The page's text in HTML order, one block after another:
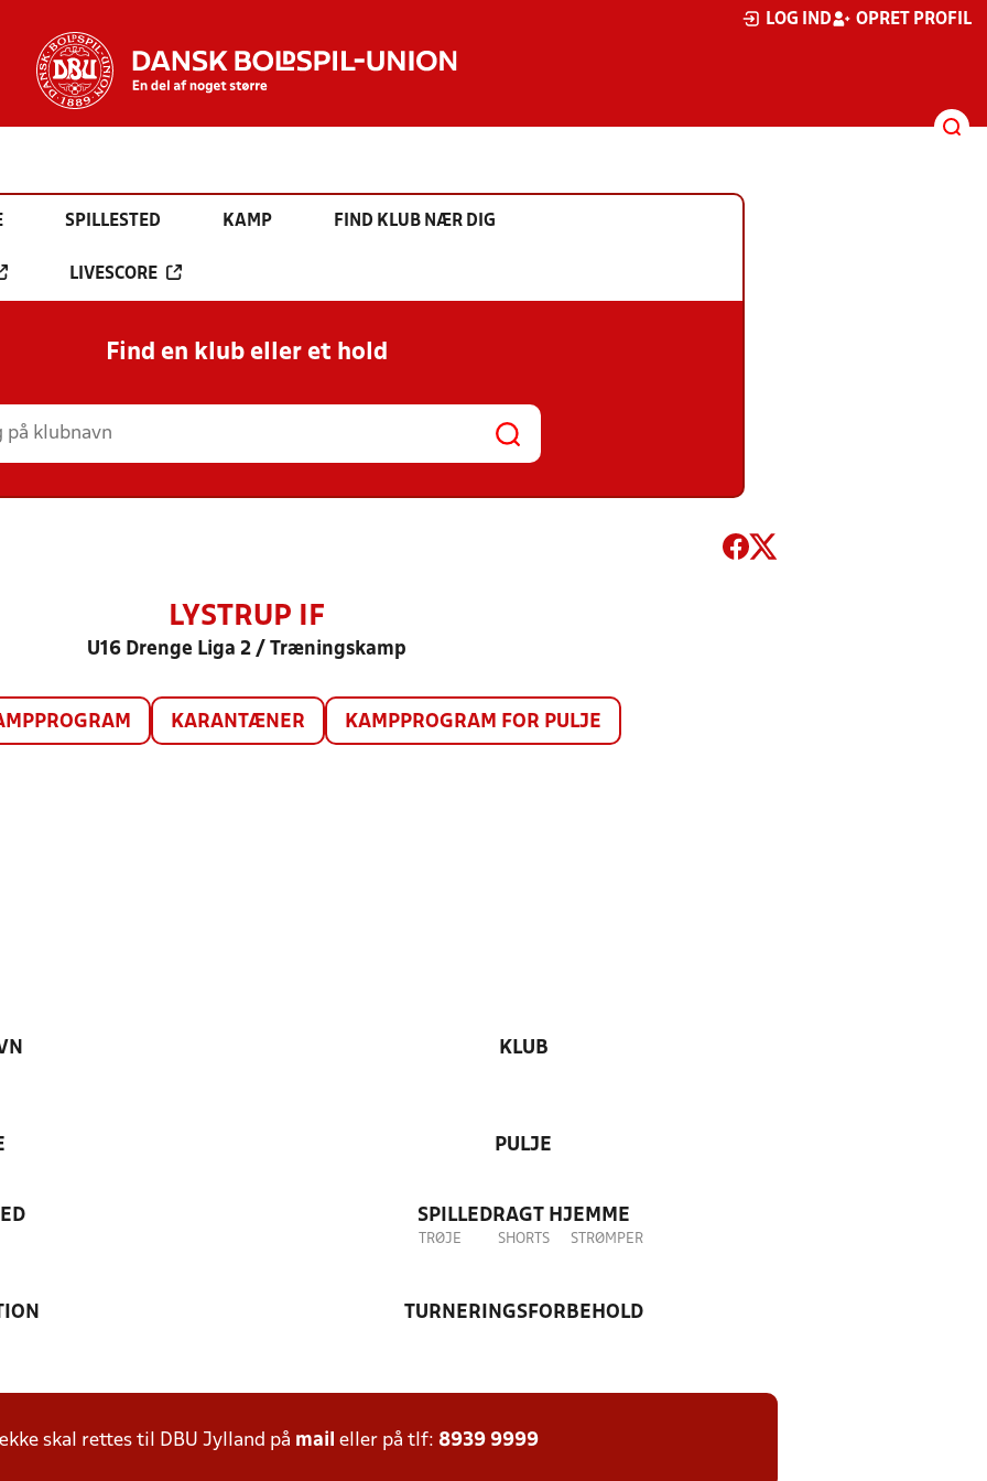
LOG IND OPRET PROFIL
SPILLESTED KAMP FIND KLUB NÆR DIG
LIVESCORE
Find en klub eller et hold
LYSTRUP IF
U16 Drenge Liga 2 / Træningskamp
KARANTÆNER KAMPPROGRAM FOR PULJE
KLUB
PULJE
SPILLEDRAGT HJEMME
TRØJE SHORTS STRØMPER
TURNERINGSFORBEHOLD
skal rettes til DBU Jylland på mail eller på tlf: 8939 9999